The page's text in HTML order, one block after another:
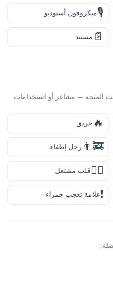
🎙️ميكروفون أستوديو
📄 مستند
المتجه — مشاعر أو استخدامات
🔥 حريق
👨‍🚒 رجل إطفاء
❤️‍🔥قلب مشتعل
❗علامة تعجب حمراء